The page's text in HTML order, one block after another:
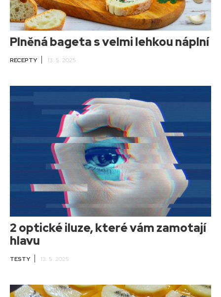
Plněná bageta s velmi lehkou náplní
RECEPTY 13. 5. 2025
2 optické iluze, které vám zamotají
hlavu
TESTY 13. 5. 2025